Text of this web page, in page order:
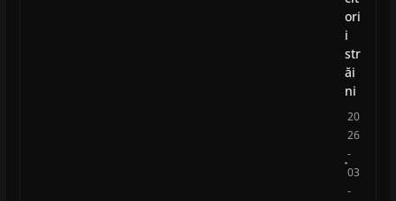
ori
i
str
ăi
ni
20
26
-
03
-